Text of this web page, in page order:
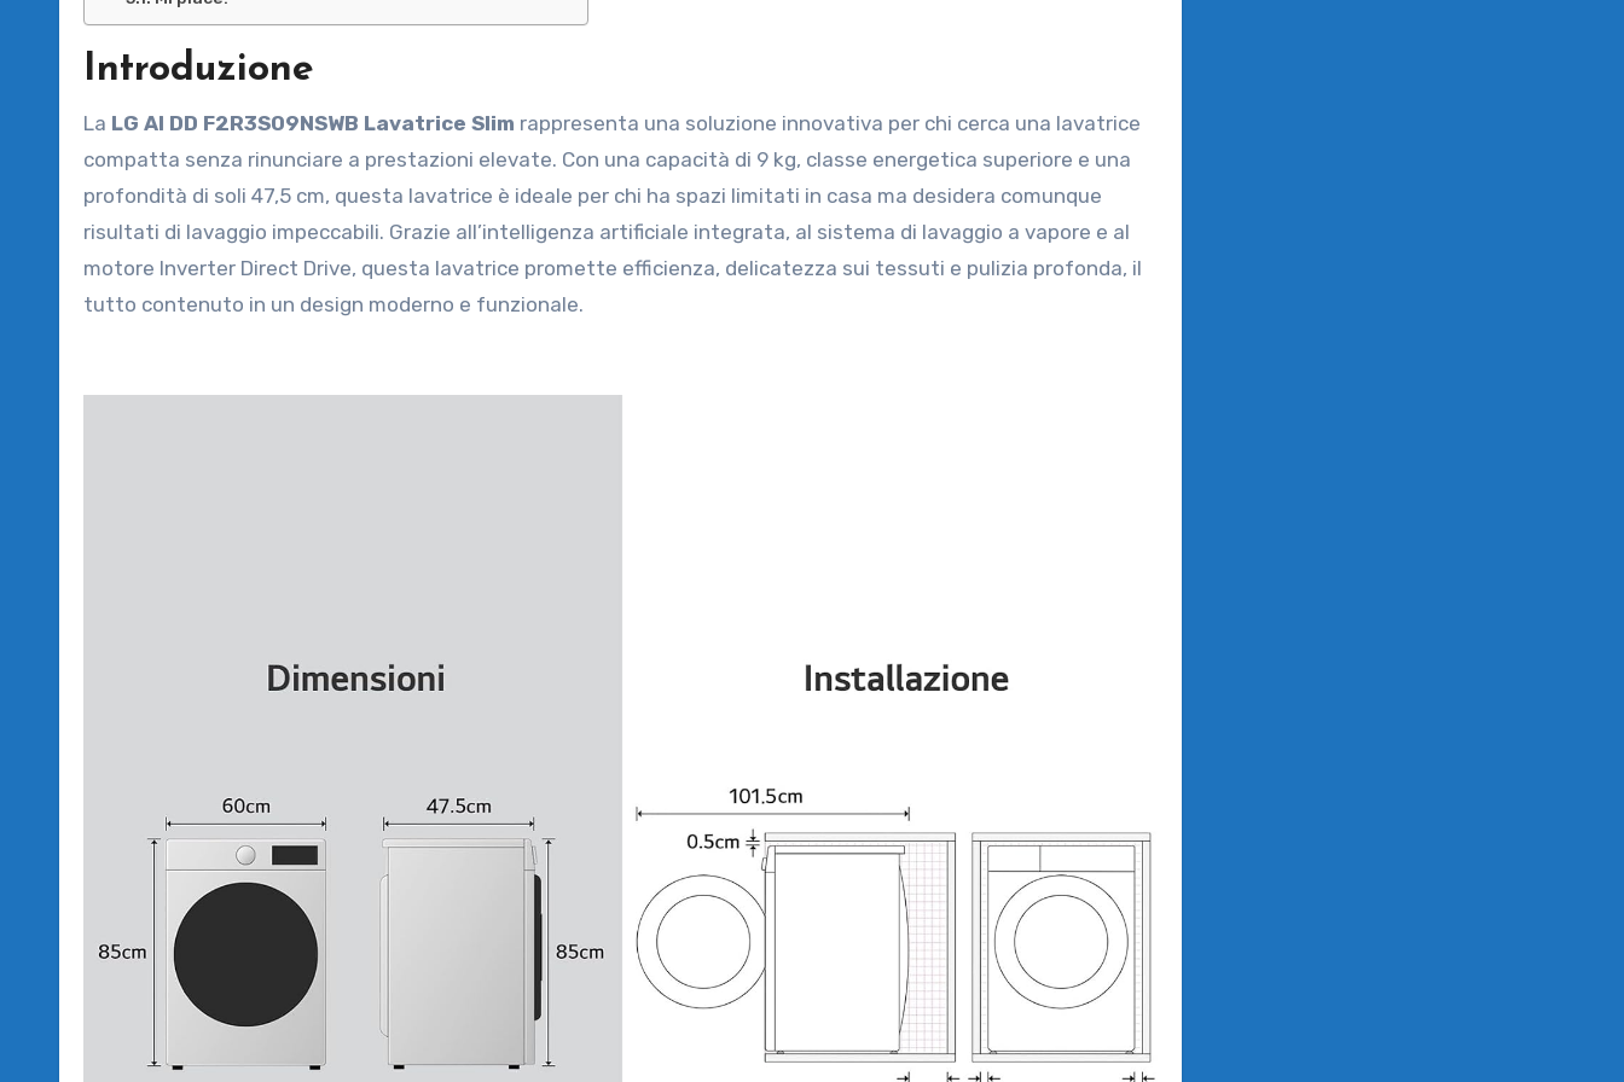
Introduzione
La LG AI DD F2R3S09NSWB Lavatrice Slim rappresenta una soluzione innovativa per chi cerca una lavatrice
compatta senza rinunciare a prestazioni elevate. Con una capacità di 9 kg, classe energetica superiore e una
profondità di soli 47,5 cm, questa lavatrice è ideale per chi ha spazi limitati in casa ma desidera comunque
risultati di lavaggio impeccabili. Grazie all’intelligenza artificiale integrata, al sistema di lavaggio a vapore e al
motore Inverter Direct Drive, questa lavatrice promette efficienza, delicatezza sui tessuti e pulizia profonda, il
tutto contenuto in un design moderno e funzionale.